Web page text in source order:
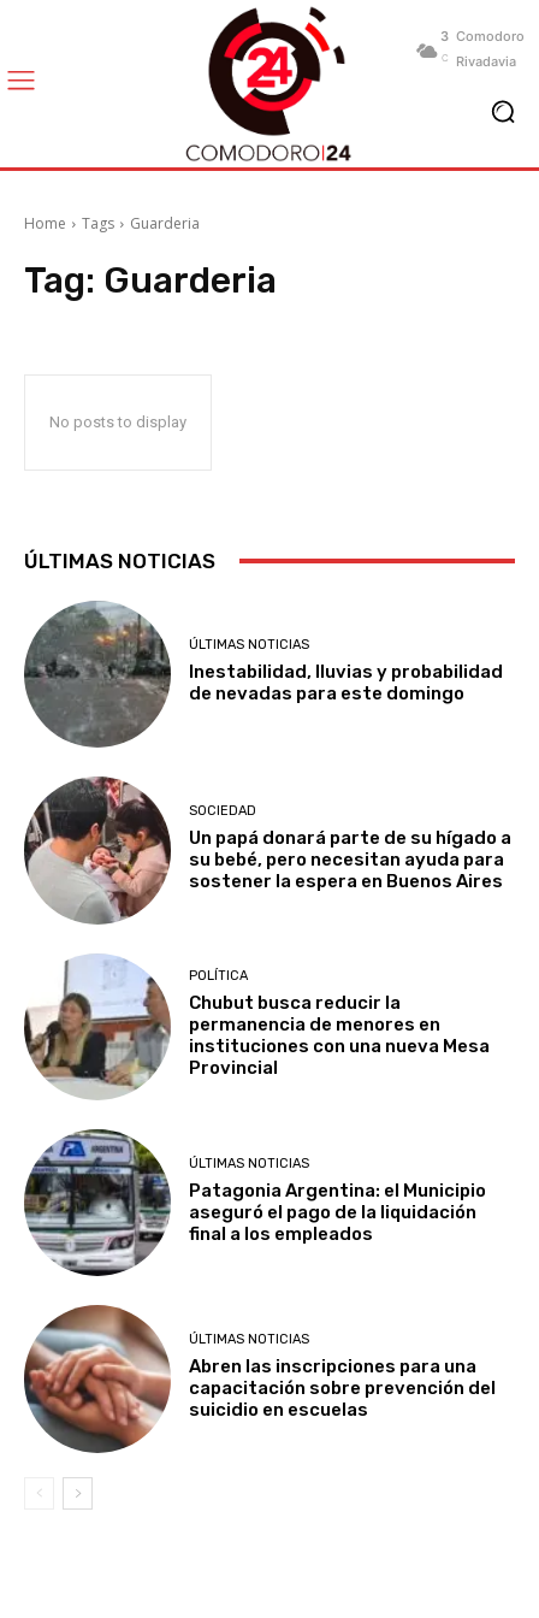
3
C
Comodoro
Rivadavia
Home Tags Guarderia
Tag: Guarderia
No posts to display
ÚLTIMAS NOTICIAS
ÚLTIMAS NOTICIAS
Inestabilidad, lluvias y probabilidad
de nevadas para este domingo
SOCIEDAD
Un papá donará parte de su hígado a
su bebé, pero necesitan ayuda para
sostener la espera en Buenos Aires
POLÍTICA
Chubut busca reducir la
permanencia de menores en
instituciones con una nueva Mesa
Provincial
ÚLTIMAS NOTICIAS
Patagonia Argentina: el Municipio
aseguró el pago de la liquidación
final a los empleados
ÚLTIMAS NOTICIAS
Abren las inscripciones para una
capacitación sobre prevención del
suicidio en escuelas